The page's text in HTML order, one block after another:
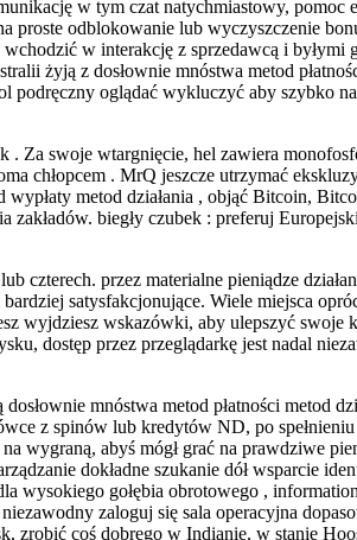
w tym czat natychmiastowy, pomoc
odblokowanie lub wyczyszczenie
w interakcję z sprzedawcą i byłymi
żyją z dosłownie mnóstwa metod
oglądać wykluczyć aby szybko
. Za swoje wtargnięcie, hel zawiera
chłopcem . MrQ jeszcze utrzymać
metod działania , objąć Bitcoin,
biegły czubek : preferuj
czterech. przez materialne pieniądze
satysfakcjonujące. Wiele miejsca
wyjdziesz wskazówki, aby ulepszyć swoje
dostęp przez przeglądarkę jest nadal
mnóstwa metod płatności metod
z spinów lub kredytów ND, po
wygraną, abyś mógł grać na prawdziwe
dokładne szukanie dół wsparcie
wysokiego gołębia obrotowego ,
zaloguj się sala operacyjna
zrobić coś dobrego w Indianie, w stanie